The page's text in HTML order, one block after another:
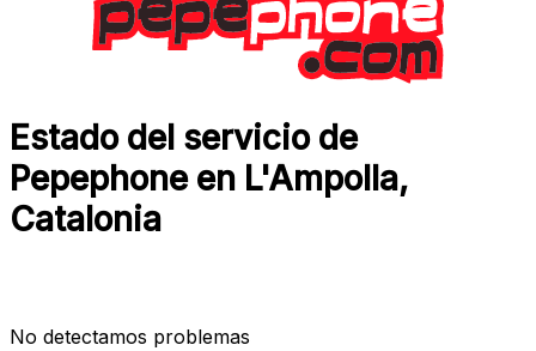
Estado del servicio de
Pepephone en L'Ampolla,
Catalonia
No detectamos problemas